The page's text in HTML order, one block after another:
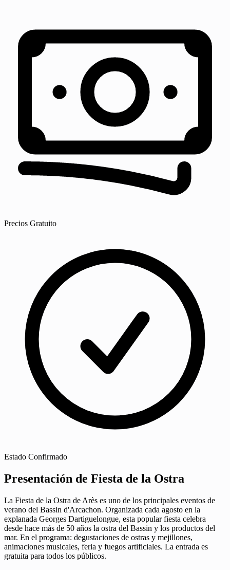
Precios Gratuito
Estado Confirmado
Presentación de Fiesta de la Ostra
La Fiesta de la Ostra de Arès es uno de los principales eventos de
verano del Bassin d'Arcachon. Organizada cada agosto en la
explanada Georges Dartiguelongue, esta popular fiesta celebra
desde hace más de 50 años la ostra del Bassin y los productos del
mar. En el programa: degustaciones de ostras y mejillones,
animaciones musicales, feria y fuegos artificiales. La entrada es
gratuita para todos los públicos.